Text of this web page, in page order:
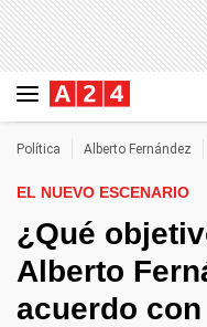
Política Alberto Fernández
EL NUEVO ESCENARIO
¿Qué
Alberto
acuerdo con